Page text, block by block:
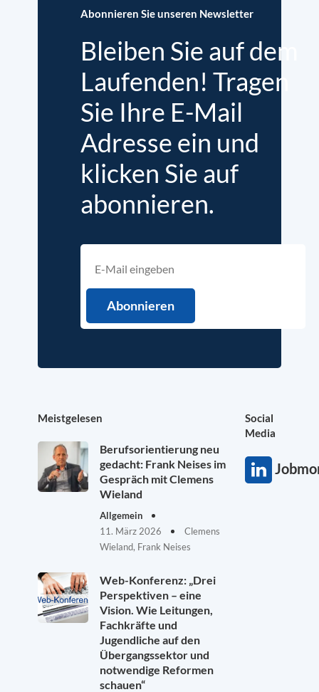
Abonnieren Sie unseren Newsletter
Bleiben Sie auf dem
Laufenden! Tragen
Sie Ihre E-Mail
Adresse ein und
klicken Sie auf
abonnieren.
Meistgelesen
Berufsorientierung neu
gedacht: Frank Neises im
Gespräch mit Clemens
Wieland
Allgemein
11. März 2026
Clemens
Wieland, Frank Neises
Web-Konferenz: „Drei
Perspektiven – eine
Vision. Wie Leitungen,
Fachkräfte und
Jugendliche auf den
Übergangssektor und
notwendige Reformen
schauen“
Social
Media